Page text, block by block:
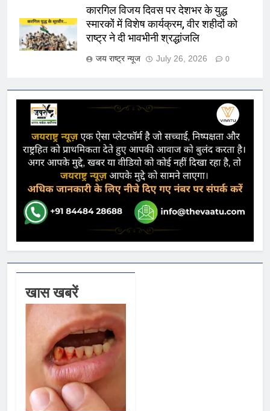
कारगिल विजय दिवस पर देशभर के युद्ध
स्मारकों में विशेष कार्यक्रम, वीर शहीदों को
राष्ट्र ने दी भावभीनी श्रद्धांजलि
जय राष्ट्र न्यूज July 26, 2026 0
खास खबरें